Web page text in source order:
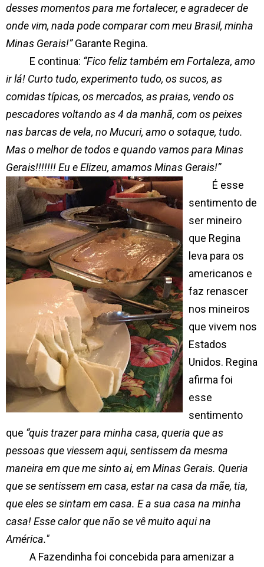
desses momentos para me fortalecer, e agradecer de
onde vim, nada pode comparar com meu Brasil, minha
Minas Gerais!”Garante Regina.
E continua: “Fico feliz também em Fortaleza, amo
ir lá! Curto tudo, experimento tudo, os sucos, as
comidas típicas, os mercados, as praias, vendo os
pescadores voltando as 4 da manhã, com os peixes
nas barcas de vela, no Mucuri, amo o sotaque, tudo.
Mas o melhor de todos e quando vamos para Minas
Gerais!!!!!!! Eu e Elizeu, amamos Minas Gerais!”
É esse
sentimento de
ser mineiro
que Regina
leva para os
americanos e
faz renascer
nos mineiros
que vivem nos
Estados
Unidos. Regina
afirma foi
esse
sentimento
que “quis trazer para minha casa, queria que as
pessoas que viessem aqui, sentissem da mesma
maneira em que me sinto ai, em Minas Gerais. Queria
que se sentissem em casa, estar na casa da mãe, tia,
que eles se sintam em casa. E a sua casa na minha
casa! Esse calor que não se vê muito aqui na
América."
A Fazendinha foi concebida para amenizar a